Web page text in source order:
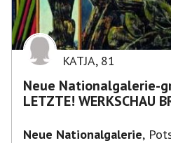
KATJA, 81
Neue Nationalgalerie-
LETZTE! WERKSCHAU
Neue Nationalgalerie,